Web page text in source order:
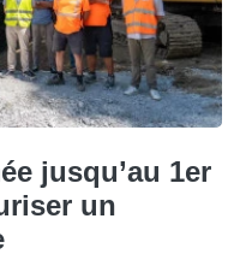
jusqu’au 1er
un